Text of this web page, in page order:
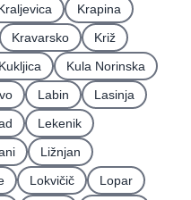
Krapina
Kravarsko
Križ
Kukljica
Kula Norinska
Labin
Lasinja
Lekenik
Ližnjan
Lokvičič
Lopar